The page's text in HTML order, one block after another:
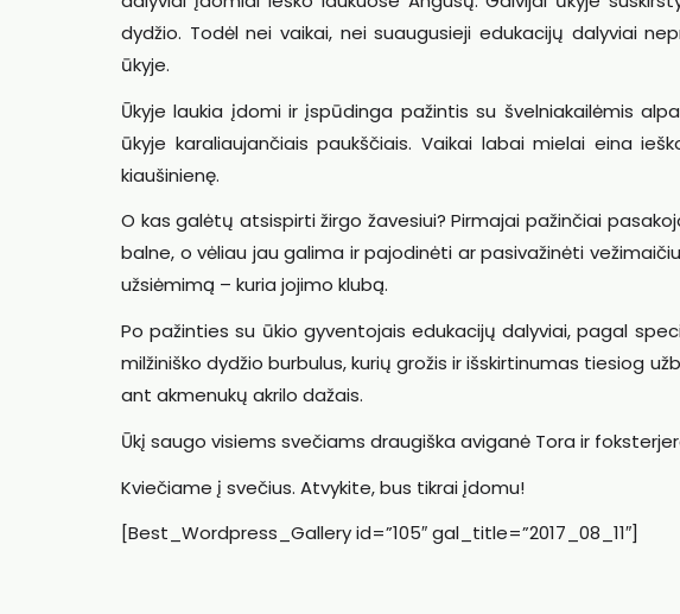
dydžio. Todėl nei vaikai, nei suaugusieji edukacijų dalyviai
ūkyje.
Ūkyje laukia įdomi ir įspūdinga pažintis su švelniakailėmis
ūkyje karaliaujančiais paukščiais. Vaikai labai mielai eina
kiaušinienę.
O kas galėtų atsispirti žirgo žavesiui? Pirmajai pažinčiai
balne, o vėliau jau galima ir pajodinėti ar pasivažinėti
užsiėmimą – kuria jojimo klubą.
Po pažinties su ūkio gyventojais edukacijų dalyviai, pagal
milžiniško dydžio burbulus, kurių grožis ir išskirtinumas tiesiog
ant akmenukų akrilo dažais.
Ūkį saugo visiems svečiams draugiška aviganė Tora ir
Kviečiame į svečius. Atvykite, bus tikrai įdomu!
[Best_Wordpress_Gallery id=”105″ gal_title=”2017_08_11″]